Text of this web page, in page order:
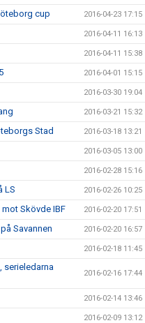
cup 2016-04-23 17:15
2016-04-11 16:13
2016-04-11 15:38
2016-04-01 15:15
2016-03-30 19:04
2016-03-21 15:32
Stad 2016-03-18 13:21
2016-03-05 13:00
2016-02-28 15:16
LS 2016-02-26 10:25
Skövde IBF 2016-02-20 17:51
Savannen 2016-02-20 16:57
2016-02-18 11:45
serieledarna
2016-02-16 17:44
2016-02-14 13:46
2016-02-09 13:12